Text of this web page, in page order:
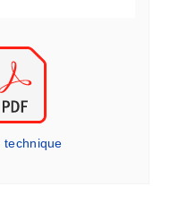
technique